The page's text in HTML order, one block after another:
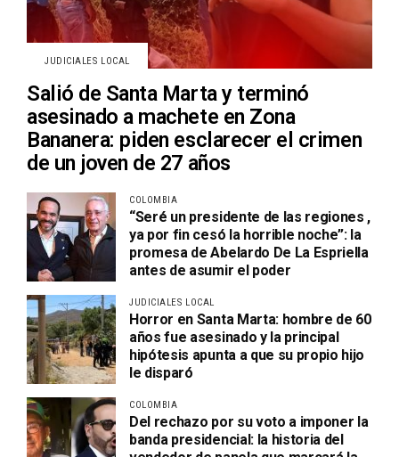
JUDICIALES LOCAL
Salió de Santa Marta y terminó
asesinado a machete en Zona
Bananera: piden esclarecer el crimen
de un joven de 27 años
COLOMBIA
“Seré un presidente de las regiones ,
ya por fin cesó la horrible noche”: la
promesa de Abelardo De La Espriella
antes de asumir el poder
JUDICIALES LOCAL
Horror en Santa Marta: hombre de 60
años fue asesinado y la principal
hipótesis apunta a que su propio hijo
le disparó
COLOMBIA
Del rechazo por su voto a imponer la
banda presidencial: la historia del